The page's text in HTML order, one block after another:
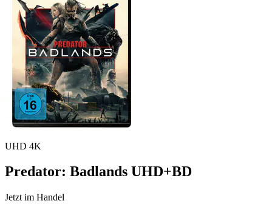
UHD 4K
Predator: Badlands UHD+BD
Jetzt im Handel